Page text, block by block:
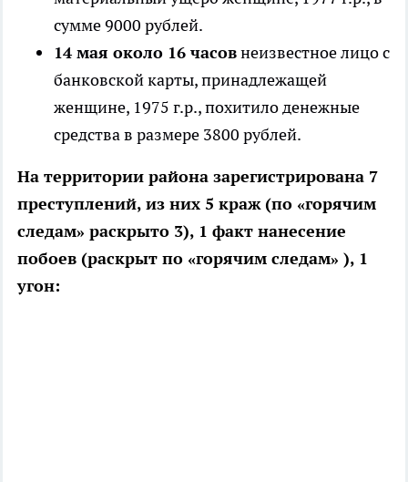
сумме 9000 рублей.
14 мая около 16 часовнеизвестное лицо с
банковской карты, принадлежащей
женщине, 1975 г.р., похитило денежные
средства в размере 3800 рублей.
На территории района зарегистрирована 7
преступлений, из них 5 краж (по «горячим
следам» раскрыто 3), 1 факт нанесение
побоев (раскрыт по «горячим следам» ), 1
угон: